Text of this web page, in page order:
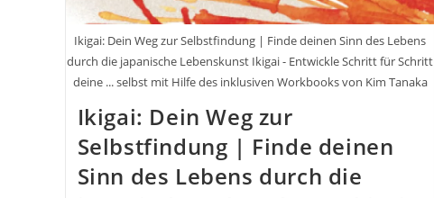
Ikigai: Dein Weg zur Selbstfindung | Finde deinen Sinn des Lebens
durch die japanische Lebenskunst Ikigai - Entwickle Schritt für Schritt
deine ... selbst mit Hilfe des inklusiven Workbooks von Kim Tanaka
Ikigai: Dein Weg zur
Selbstfindung | Finde deinen
Sinn des Lebens durch die